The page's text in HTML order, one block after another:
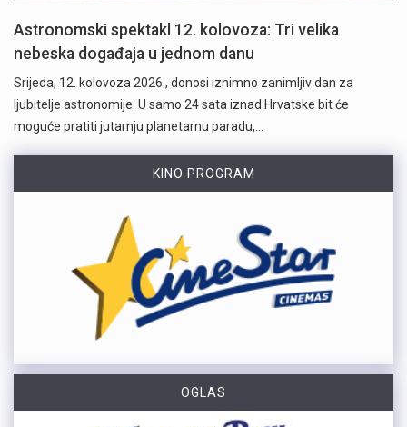
Astronomski spektakl 12. kolovoza: Tri velika
nebeska događaja u jednom danu
Srijeda, 12. kolovoza 2026., donosi iznimno zanimljiv dan za
ljubitelje astronomije. U samo 24 sata iznad Hrvatske bit će
moguće pratiti jutarnju planetarnu paradu,…
KINO PROGRAM
OGLAS